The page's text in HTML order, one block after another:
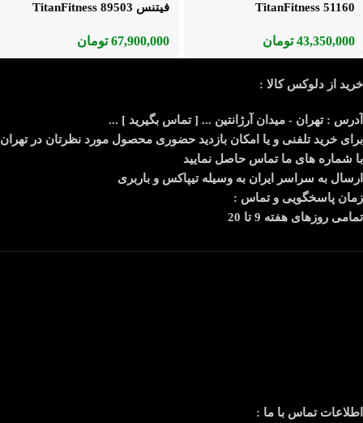
TitanFitness 51160
43,350,000 تومان
فیتنس TitanFitness 89503
67,900,000 تومان
خرید از دلوکس کالا :
آدرس : تهران - میدان آرژانتین ... [ تماس بگیرید ] ...
برای خرید تلفنی و یا امکان بازدید حضوری محصول مورد نظرتان در تهران
با شماره های ما تماس حاصل نمایید
ارسال به سراسر ایران به وسیله تیپاکس و باربری
زمان پاسخگویی و تماس :
تمامی روزهای هفته 9 تا 20
اطلاعات تماس با ما :